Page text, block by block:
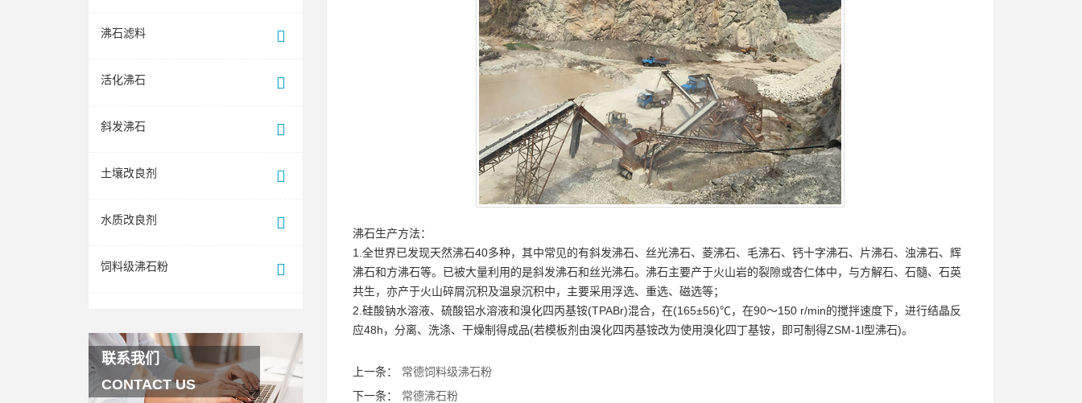
沸石滤料
活化沸石
斜发沸石
土壤改良剂
水质改良剂
饲料级沸石粉
联系我们
CONTACT US
沸石生产方法：
1.全世界已发现天然沸石40多种，其中常见的有斜发沸石、丝光沸石、菱沸石、毛沸石、钙十字沸石、片沸石、浊沸石、辉
沸石和方沸石等。已被大量利用的是斜发沸石和丝光沸石。沸石主要产于火山岩的裂隙或杏仁体中，与方解石、石髓、石英
共生，亦产于火山碎屑沉积及温泉沉积中，主要采用浮选、重选、磁选等；
2.硅酸钠水溶液、硫酸铝水溶液和溴化四丙基铵(TPABr)混合，在(165±56)℃，在90～150 r/min的搅拌速度下，进行结晶反
应48h，分离、洗涤、干燥制得成品(若模板剂由溴化四丙基铵改为使用溴化四丁基铵，即可制得ZSM-1l型沸石)。
上一条：
常德饲料级沸石粉
下一条：
常德沸石粉